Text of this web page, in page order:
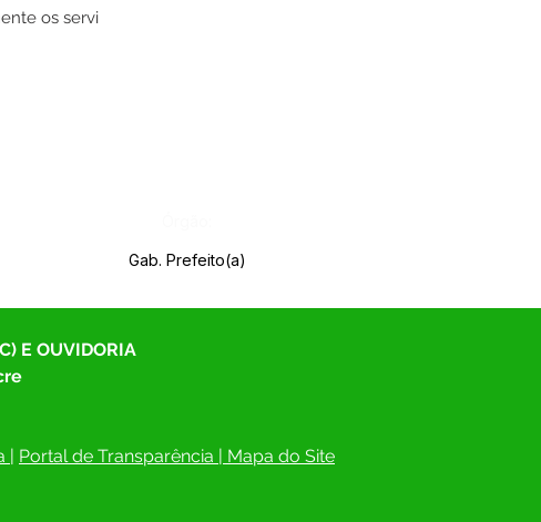
os servi
Gab. Prefeito(a)
E OUVIDORIA
| Portal de Transparência | Mapa do Site